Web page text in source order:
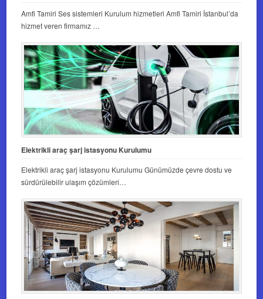
Amfi Tamiri Ses sistemleri Kurulum hizmetleri Amfi Tamiri İstanbul’da
hizmet veren firmamız …
Elektrikli araç şarj istasyonu Kurulumu
Elektrikli araç şarj istasyonu Kurulumu Günümüzde çevre dostu ve
sürdürülebilir ulaşım çözümleri…